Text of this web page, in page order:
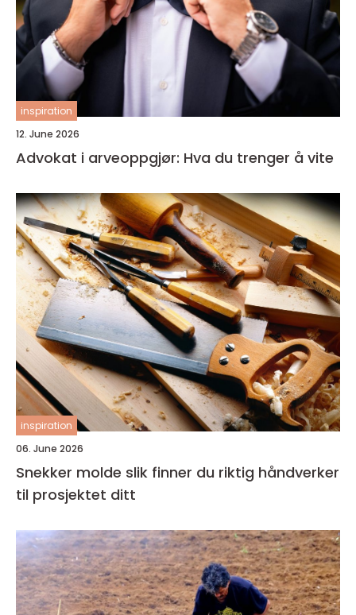
inspiration
12. June 2026
Advokat i arveoppgjør: Hva du trenger å vite
inspiration
06. June 2026
Snekker molde slik finner du riktig håndverker
til prosjektet ditt